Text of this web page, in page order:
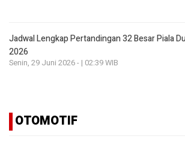
Jadwal Lengkap Pertandingan 32 Besar Piala
2026
Senin, 29 Juni 2026 - | 02:39 WIB
OTOMOTIF